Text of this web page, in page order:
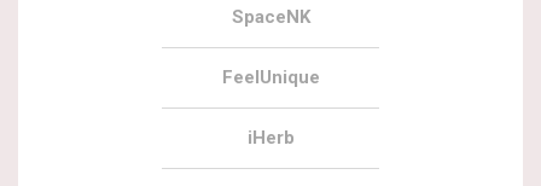
SpaceNK
FeelUnique
iHerb